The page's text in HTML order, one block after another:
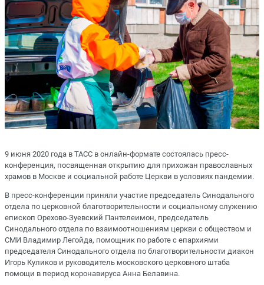
9 июня 2020 года в ТАСС в онлайн-формате состоялась пресс-
конференция, посвященная открытию для прихожан православных
храмов в Москве и социальной работе Церкви в условиях пандемии.
В пресс-конференции приняли участие председатель Синодального
отдела по церковной благотворительности и социальному служению
епископ Орехово-Зуевский Пантелеимон, председатель
Синодального отдела по взаимоотношениям церкви с обществом и
СМИ Владимир Легойда, помощник по работе с епархиями
председателя Синодального отдела по благотворительности диакон
Игорь Куликов и руководитель московского церковного штаба
помощи в период коронавируса Анна Белавина.